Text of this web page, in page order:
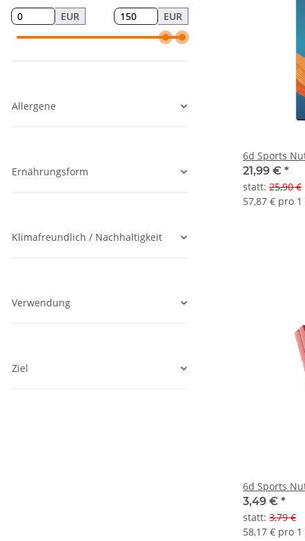
6d Sports
21,99 € *
statt: 25,90 €
57,87 € pro 1
6d Sports
3,49 € *
statt: 3,79 €
58,17 € pro 1
EUR
EUR
Allergene
Ernährungsform
Klimafreundlich / Nachhaltigkeit
Verwendung
Ziel